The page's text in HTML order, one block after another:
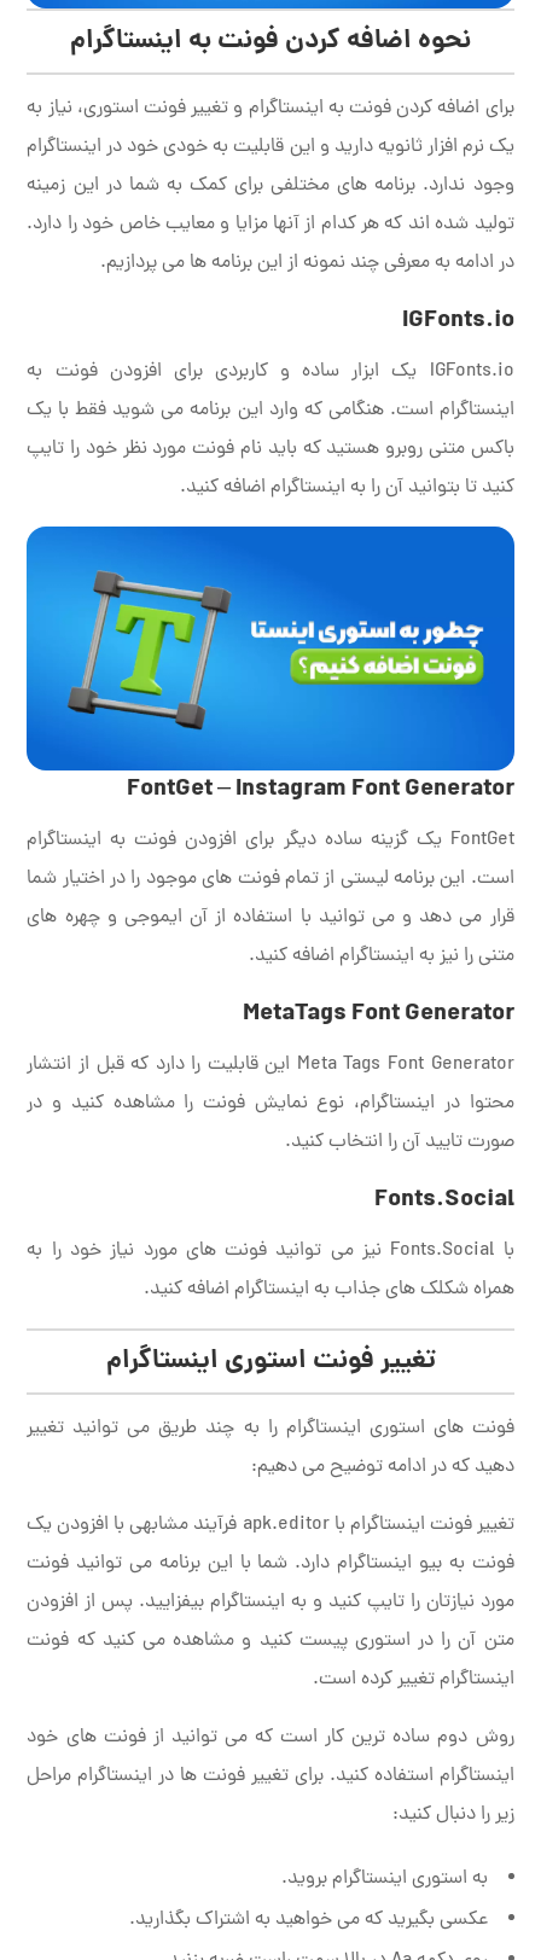
نحوه اضافه كردن فونت به اینستاگرام
برای اضافه کردن فونت به اینستاگرام و تغییر فونت استوری، نیاز به
یک نرم افزار ثانویه دارید و این قابلیت به خودی خود در اینستاگرام
وجود ندارد. برنامه های مختلفی برای کمک به شما در این زمینه
تولید شده اند که هر کدام از آنها مزایا و معایب خاص خود را دارد.
در ادامه به معرفی چند نمونه از این برنامه ها می پردازیم.
IGFonts.io
IGFonts.io یک ابزار ساده و کاربردی برای افزودن فونت به
اینستاگرام است. هنگامی که وارد این برنامه می شوید فقط با یک
باکس متنی روبرو هستید که باید نام فونت مورد نظر خود را تایپ
کنید تا بتوانید آن را به اینستاگرام اضافه کنید.
FontGet – Instagram Font Generator
FontGet یک گزینه ساده دیگر برای افزودن فونت به اینستاگرام
است. این برنامه لیستی از تمام فونت های موجود را در اختیار شما
قرار می دهد و می توانید با استفاده از آن ایموجی و چهره های
متنی را نیز به اینستاگرام اضافه کنید.
MetaTags Font Generator
Meta Tags Font Generator این قابلیت را دارد که قبل از انتشار
محتوا در اینستاگرام، نوع نمایش فونت را مشاهده کنید و در
صورت تایید آن را انتخاب کنید.
Fonts.Social
با Fonts.Social نیز می توانید فونت های مورد نیاز خود را به
همراه شکلک های جذاب به اینستاگرام اضافه کنید.
تغییر فونت استوری اینستاگرام
فونت های استوری اینستاگرام را به چند طریق می توانید تغییر
دهید که در ادامه توضیح می دهیم:
تغییر فونت اینستاگرام با apk.editor فرآیند مشابهی با افزودن یک
فونت به بیو اینستاگرام دارد. شما با این برنامه می توانید فونت
مورد نیازتان را تایپ کنید و به اینستاگرام بیفزایید. پس از افزودن
متن آن را در استوری پیست کنید و مشاهده می کنید که فونت
اینستاگرام تغییر کرده است.
روش دوم ساده ترین کار است که می توانید از فونت های خود
اینستاگرام استفاده کنید. برای تغییر فونت ها در اینستاگرام مراحل
زیر را دنبال کنید:
به استوری اینستاگرام بروید.
عکسی بگیرید که می خواهید به اشتراک بگذارید.